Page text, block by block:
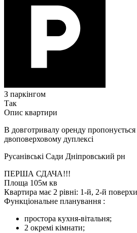
З паркінгом
Так
Опис квартири
В довготривалу оренду
двоповерховому дуплексі
Русанівські Сади Дніпровський рн
ПЕРША СДАЧА!!!
Площа 105м кв
Квартира має 2 рівні: 1-й, 2-й
Функціональне планування :
простора кухня-вітальня;
2 окремі кімнати;